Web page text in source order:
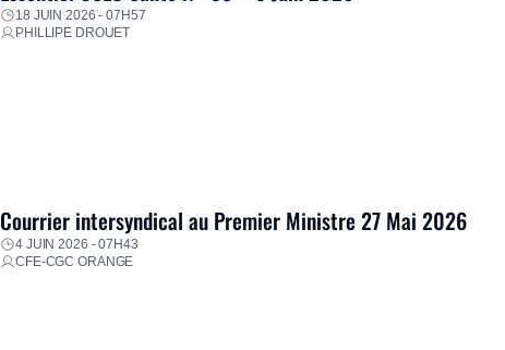
18 JUIN 2026 - 07H57
PHILLIPE DROUET
Courrier intersyndical au Premier Ministre 27 Mai 2026
4 JUIN 2026 - 07H43
CFE-CGC ORANGE